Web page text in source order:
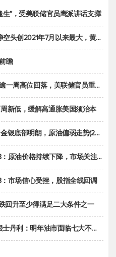
”，受美联储官员鹰派讲话支撑
7月以来最大，黄金期货投机性净多头头寸减少
瞻
落，美联储官员重申鹰派立场推动美元回升
新低，缓解高通胀美国须治本
明朗，原油偏弱走势(20221128收评)
续下降，市场关注OPEC+新一轮产能政策
市场信心受挫，股指全线回调
回升至少得满足二大条件之一
利：明年油市面临七大不确定性